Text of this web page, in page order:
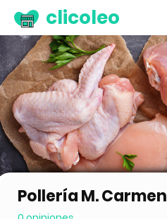
clicoleo
Pollería M. Carmen